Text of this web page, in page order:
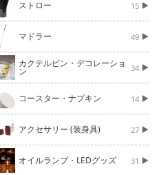
ストロー 15
マドラー 49
カクテルピン・デコレーショ
ン 34
コースター・ナプキン 14
アクセサリー (装身具) 27
オイルランプ・LEDグッズ 31